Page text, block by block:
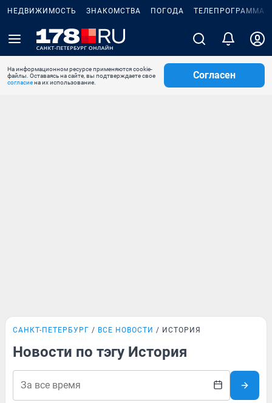
НЕДВИЖИМОСТЬ ЗНАКОМСТВА ПОГОДА ТЕЛЕПРОГРАММА
На информационном ресурсе применяются cookie-
файлы. Оставаясь на сайте, вы подтверждаете свое
согласиена их использование.
Согласен
САНКТ-ПЕТЕРБУРГ ВСЕ НОВОСТИ ИСТОРИЯ
Новости по тэгу История